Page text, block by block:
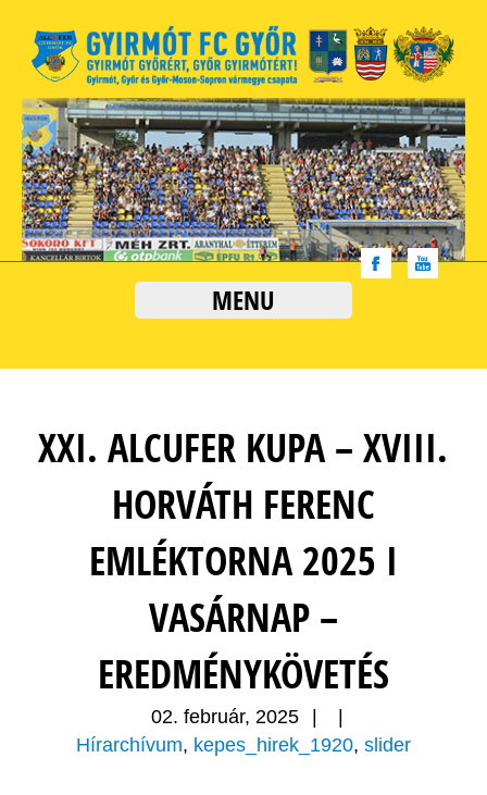
MENU
XXI. ALCUFER KUPA – XVIII.
HORVÁTH FERENC
EMLÉKTORNA 2025 I
VASÁRNAP –
EREDMÉNYKÖVETÉS
02. február, 2025
Hírarchívum, kepes_hirek_1920, slider